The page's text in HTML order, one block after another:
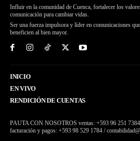
Influir en la comunidad de Cuenca, fortalecer los
comunicación para cambiar vidas.
Ser una fuerza impulsora y líder en comunicaciones
beneficien al bien mayor.
INICIO
EN VIVO
RENDICIÓN DE CUENTAS
PAUTA CON NOSOTROS ventas: +593 96 251
facturación y pagos: +593 98 529 1784 /